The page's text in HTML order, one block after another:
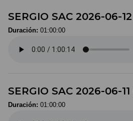
SERGIO SAC 2026-06-
Duración: 01:00:00
SERGIO SAC 2026-06-
Duración: 01:00:00